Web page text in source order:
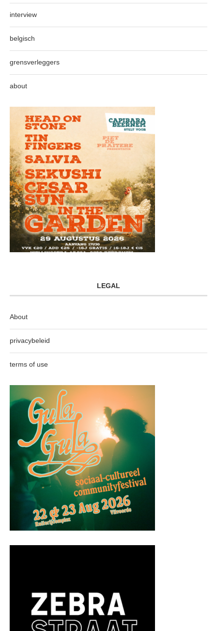
interview
belgisch
grensverleggers
about
LEGAL
About
privacybeleid
terms of use